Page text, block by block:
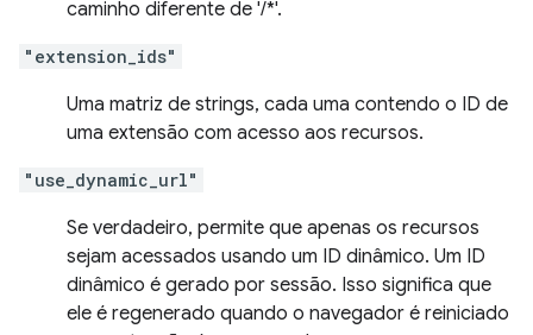
caminho diferente de '/*'.
"extension_ids"
Uma matriz de strings, cada uma contendo o ID de
uma extensão com acesso aos recursos.
"use_dynamic_url"
Se verdadeiro, permite que apenas os recursos
sejam acessados usando um ID dinâmico. Um ID
dinâmico é gerado por sessão. Isso significa que
ele é regenerado quando o navegador é reiniciado